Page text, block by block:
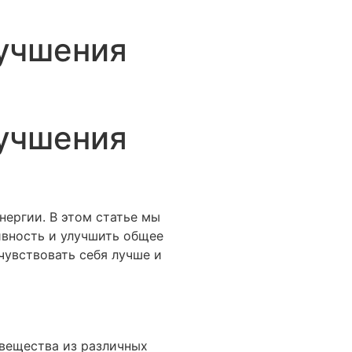
В этом статье мы
и улучшить общее
себя лучше и
из различных